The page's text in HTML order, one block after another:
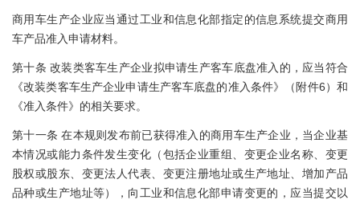
商用车生产企业应当通过工业和信息化部指定的信息系统提交商用
车产品准入申请材料。
第十条 改装类客车生产企业拟申请生产客车底盘准入的，应当符合
《改装类客车生产企业申请生产客车底盘的准入条件》（附件6）和
《准入条件》的相关要求。
第十一条 在本规则发布前已获得准入的商用车生产企业，当企业基
本情况或能力条件发生变化（包括企业重组、变更企业名称、变更
股权或股东、变更法人代表、变更注册地址或生产地址、增加产品
品种或生产地址等），向工业和信息化部申请变更的，应当提交以